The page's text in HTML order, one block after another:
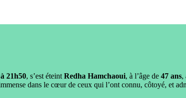
21h50, s’est éteint Redha Hamchaoui, à l’âge de 47 ans,
dans le cœur de ceux qui l’ont connu, côtoyé, et